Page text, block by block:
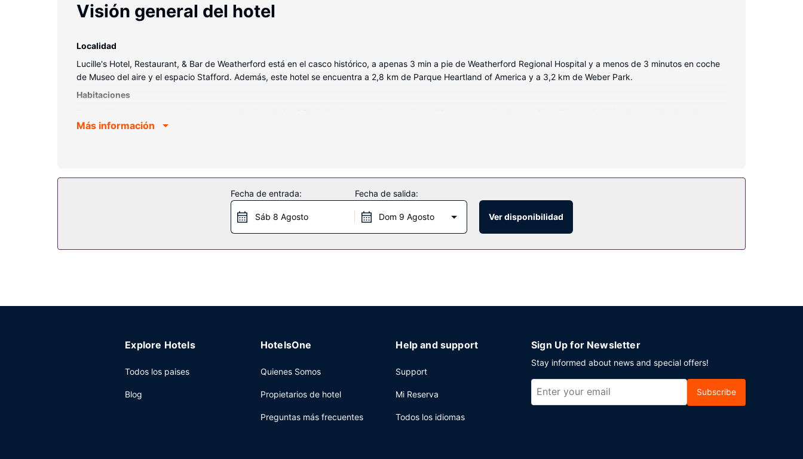
Visión general del hotel
Localidad
Lucille's Hotel, Restaurant, & Bar de Weatherford está en el casco histórico, a apenas 3 min a pie de Weatherford Regional Hospital y a menos de 3 minutos en coche
de Museo del aire y el espacio Stafford. Además, este hotel se encuentra a 2,8 km de Parque Heartland of America y a 3,2 km de Weber Park.
Habitaciones
camas cuentan con colchones con una capa de acolchado adicional, edredón de plumas y ropa de cama de alta calidad para descansar plácidamente. Para los
Con una piscina cubierta y muchas otras instalaciones recreativas a tu disposición, no te quedará ni un minuto libre. Encontrarás también conexión a Internet wifi
gratis y una televisión en la zona común. Encontrarás también acceso a un gimnasio cercano con descuento, un salón de eventos y una máquina expendedora.
Si quieres comer algo de cocina americana, ve a Lucille's Roadhouse, parrilla con un bar o lounge. También tienes una cafetería a tu disposición. Se ofrece un
desayuno bufé gratuito todos los días de 06:00 a 10:00.
Más información
Fecha de entrada:
Sáb 8 Agosto
Fecha de salida:
Dom 9 Agosto Ver disponibilidad
Explore Hotels
Todos los paises
Blog
HotelsOne
Quienes Somos
Propietarios de hotel
Preguntas más frecuentes
Help and support
Support
Mi Reserva
Todos los idiomas
Sign Up for Newsletter
Stay informed about news and special offers!
Subscribe